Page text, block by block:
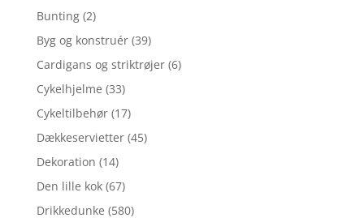
Bunting (2)
Byg og konstruér (39)
Cardigans og striktrøjer (6)
Cykelhjelme (33)
Cykeltilbehør (17)
Dækkeservietter (45)
Dekoration (14)
Den lille kok (67)
Drikkedunke (580)